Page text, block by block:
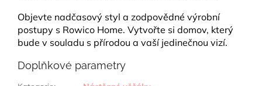
Objevte nadčasový styl a zodpovědné výrobní
postupy s Rowico Home. Vytvořte si domov, který
bude v souladu s přírodou a vaší jedinečnou vizí.
Doplňkové parametry